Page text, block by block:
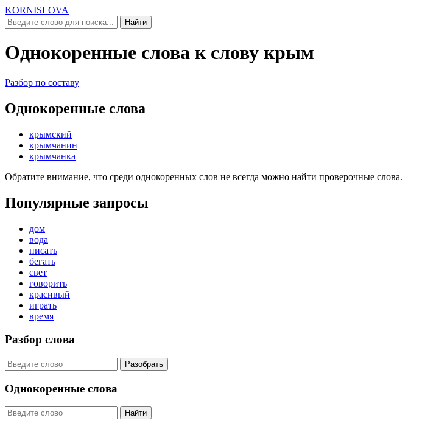
KORNISLOVA
Найти
Однокоренные слова к слову крым
Разбор по составу
Однокоренные слова
крымский
крымчанин
крымчанка
Обратите внимание, что среди однокоренных слов не всегда можно найти проверочные слова.
Популярные запросы
дом
вода
писать
бегать
свет
говорить
красивый
играть
время
Разбор слова
Разобрать
Однокоренные слова
Найти